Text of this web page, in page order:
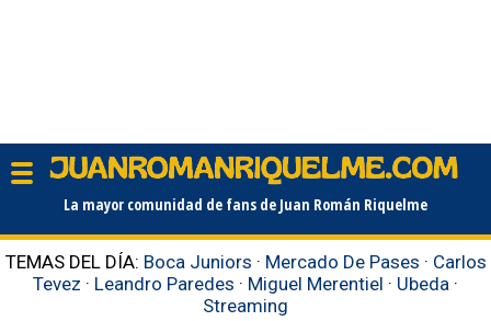
La mayor comunidad de fans de Juan Román Riquelme
TEMAS DEL DÍA: Boca Juniors · Mercado De Pases · Carlos
Tevez · Leandro Paredes · Miguel Merentiel · Ubeda ·
Streaming